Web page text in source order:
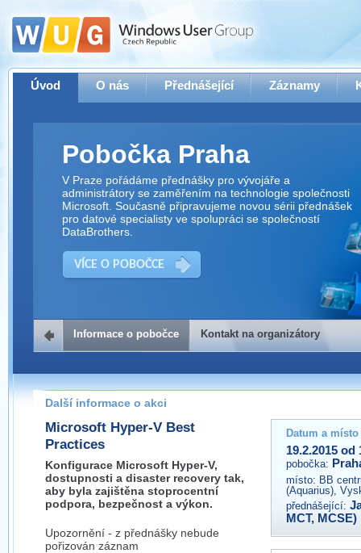
Úvod O nás Přednášející Záznamy
Pobočka Praha
V Praze pořádáme přednášky pro vývojáře a
administrátory se zaměřením na technologie společnosti
Microsoft. Současně připravujeme novou sérii přednášek
pro datové specialisty ve spolupráci se společností
DataBrothers.
VÍCE O POBOČCE
Kontakt na organizátory
Pokud máte jakýkoliv dotaz na organizátory této akce,
prosím neváhejte nás kontaktovat na e-mailu:
praha@wug.cz
Informace o pobočce Kontakt na organizátory
Další informace o akci
Microsoft Hyper-V Best
Practices
Konfigurace Microsoft Hyper-V,
dostupnosti a disaster recovery tak,
aby byla zajištěna stoprocentní
podpora, bezpečnost a výkon.
Upozornění - z přednášky nebude
pořizován záznam
Datum a
19.2.2015 od
pobočka:
místo: BB
(Aquarius),
přednášející:
MCT, MCSE)